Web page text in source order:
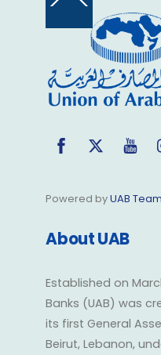
Back
Top
Facebook
Twitter
Powered byUAB Team
About UAB
Established on
Banks (UAB) was
its first General
Beirut, Lebanon,